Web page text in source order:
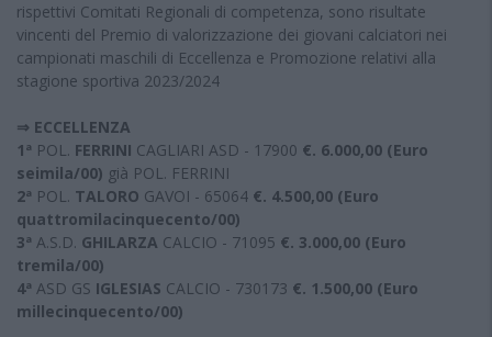
rispettivi Comitati Regionali di competenza, sono risultate
vincenti del Premio di valorizzazione dei giovani calciatori nei
campionati maschili di Eccellenza e Promozione relativi alla
stagione sportiva 2023/2024
⇒ ECCELLENZA
1ª POL. FERRINI CAGLIARI ASD - 17900 €. 6.000,00 (Euro
seimila/00) già POL. FERRINI
2ª POL. TALORO GAVOI - 65064 €. 4.500,00 (Euro
quattromilacinquecento/00)
3ª A.S.D. GHILARZA CALCIO - 71095 €. 3.000,00 (Euro
tremila/00)
4ª ASD GS IGLESIAS CALCIO - 730173 €. 1.500,00 (Euro
millecinquecento/00)